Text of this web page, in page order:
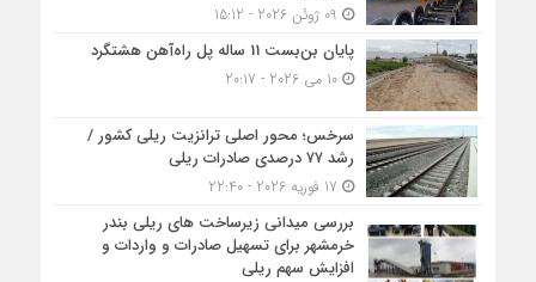
پایان بن‌بست 11 ساله پل راه‌آهن هشتگرد
10 می 2026 - 20:17
سرخس؛ محور اصلی ترانزیت ریلی کشور /
رشد ۷۷ درصدی صادرات ریلی
بررسی میدانی زیرساخت های ریلی بندر
خرمشهر برای تسهیل صادرات و واردات و
افزایش سهم ریلی